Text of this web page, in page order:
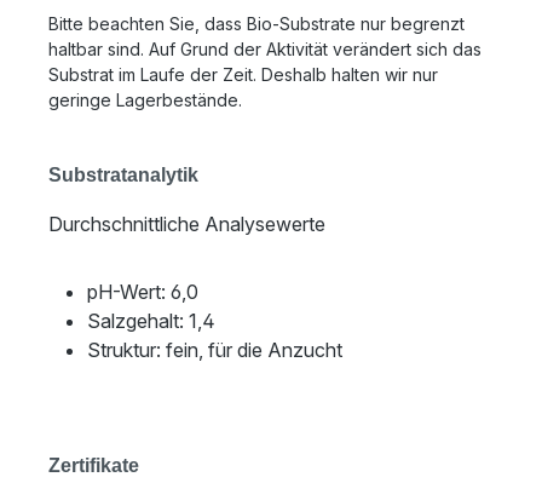
Bitte beachten Sie, dass Bio-Substrate nur begrenzt
haltbar sind. Auf Grund der Aktivität verändert sich das
Substrat im Laufe der Zeit. Deshalb halten wir nur
geringe Lagerbestände.
Substratanalytik
Durchschnittliche Analysewerte
pH-Wert: 6,0
Salzgehalt: 1,4
Struktur: fein, für die Anzucht
Zertifikate